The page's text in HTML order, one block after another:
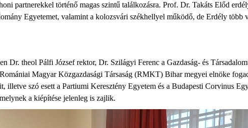
partnerekkel történő magas szintű találkozásra. Prof. Dr. Takáts Előd
Egyetemet, valamint a kolozsvári székhellyel működő, de Erdély több
Dr. theol Pálfi József rektor, Dr. Szilágyi Ferenc a Gazdaság- és
Magyar Közgazdasági Társaság (RMKT) Bihar megyei elnöke
illetve szó esett a Partiumi Keresztény Egyetem és a Budapesti Corvinus
a kiépítése jelenleg is zajlik.